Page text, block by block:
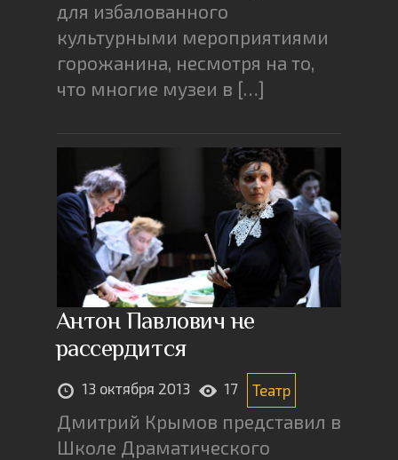
для избалованного
культурными мероприятиями
горожанина, несмотря на то,
что многие музеи в […]
Антон Павлович не
рассердится
13 октября 2013 17 Театр
Дмитрий Крымов представил в
Школе Драматического